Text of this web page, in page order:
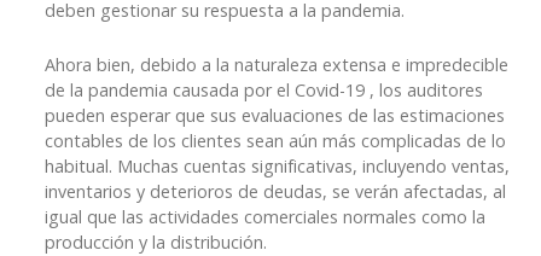
deben gestionar su respuesta a la pandemia.
Ahora bien, debido a la naturaleza extensa e impredecible
de la pandemia causada por el Covid-19 , los auditores
pueden esperar que sus evaluaciones de las estimaciones
contables de los clientes sean aún más complicadas de lo
habitual. Muchas cuentas significativas, incluyendo ventas,
inventarios y deterioros de deudas, se verán afectadas, al
igual que las actividades comerciales normales como la
producción y la distribución.